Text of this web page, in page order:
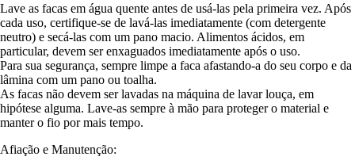
Lave as facas em água quente antes de usá-las pela primeira vez. Após
cada uso, certifique-se de lavá-las imediatamente (com detergente
neutro) e secá-las com um pano macio. Alimentos ácidos, em
particular, devem ser enxaguados imediatamente após o uso.
Para sua segurança, sempre limpe a faca afastando-a do seu corpo e da
lâmina com um pano ou toalha.
As facas não devem ser lavadas na máquina de lavar louça, em
hipótese alguma. Lave-as sempre à mão para proteger o material e
manter o fio por mais tempo.
Afiação e Manutenção: